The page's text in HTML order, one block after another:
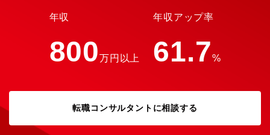
年収
800万円以上
年収アップ率
61.7%
転職コンサルタントに相談する